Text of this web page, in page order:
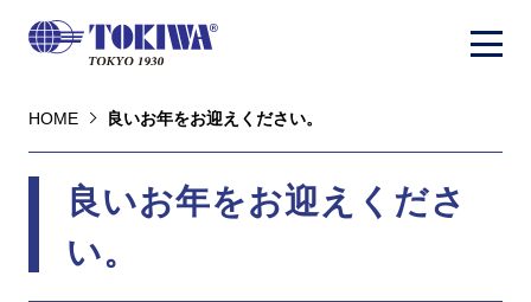
HOME 良いお年をお迎えください。
良いお年をお迎えくださ
い。